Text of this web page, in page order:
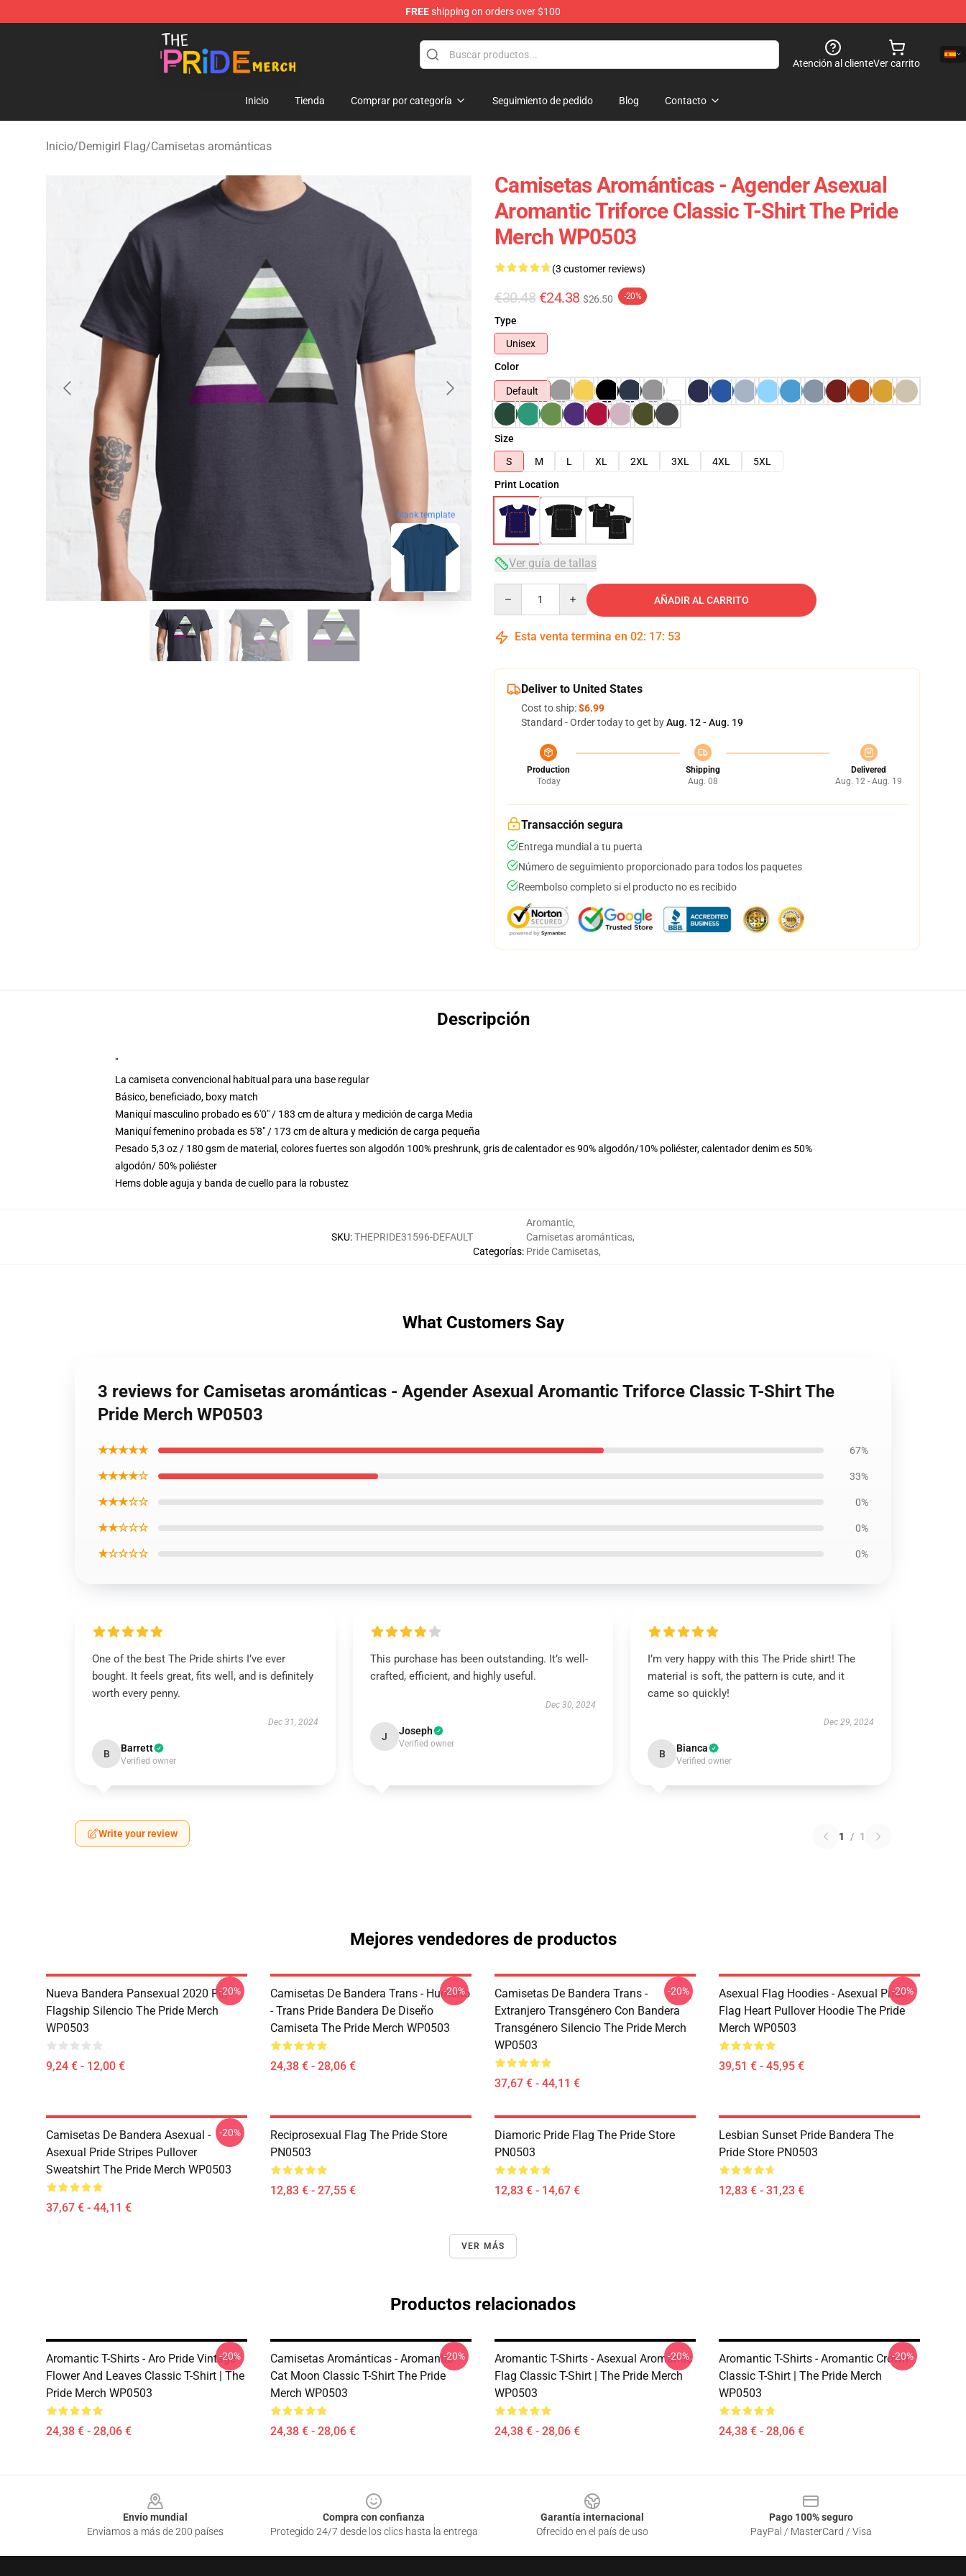
FREEshipping on orders over $100
The Pride Shop - Official The Pride Merchandise Store
Atención al clienteVer carrito
Inicio Tienda Comprar por categoría Seguimiento de pedido Blog Contacto
Inicio/Demigirl Flag/Camisetas arománticas
blank template
Camisetas Arománticas - Agender Asexual
Aromantic Triforce Classic T-Shirt The Pride
Merch WP0503
(3 customer reviews)
€30.48 €24.38 $26.50 -20%
Type
Unisex
Color
Default
Size
S
M L XL 2XL 3XL 4XL
5XL
Print Location
Ver guía de tallas
AÑADIR AL CARRITO
Esta venta termina en 02: 17: 52
Deliver to United States
Cost to ship:$6.99
Standard - Order today to get byAug. 12 - Aug. 19
Production
Today
Shipping
Aug. 08
Delivered
Aug. 12 - Aug. 19
Transacción segura
Entrega mundial a tu puerta
Número de seguimiento proporcionado para todos los paquetes
Reembolso completo si el producto no es recibido
Descripción
"
La camiseta convencional habitual para una base regular
Básico, beneficiado, boxy match
Maniquí masculino probado es 6'0" / 183 cm de altura y medición de carga Media
Maniquí femenino probada es 5'8" / 173 cm de altura y medición de carga pequeña
Pesado 5,3 oz / 180 gsm de material, colores fuertes son algodón 100% preshrunk, gris de calentador es 90% algodón/10% poliéster, calentador denim es 50%
algodón/ 50% poliéster
Hems doble aguja y banda de cuello para la robustez
SKU:THEPRIDE31596-DEFAULT
Categorías:
Aromantic,
Camisetas arománticas,
Pride Camisetas,
What Customers Say
3 reviews for Camisetas arománticas - Agender Asexual Aromantic Triforce Classic T-Shirt The
Pride Merch WP0503
★★★★★ 67%
★★★★☆ 33%
★★★☆☆ 0%
★★☆☆☆ 0%
★☆☆☆☆ 0%
One of the best The Pride shirts I’ve ever
bought. It feels great, fits well, and is definitely
worth every penny.
Dec 31, 2024
B Barrett
Verified owner
This purchase has been outstanding. It’s well-
crafted, efficient, and highly useful.
Dec 30, 2024
J Joseph
Verified owner
I’m very happy with this The Pride shirt! The
material is soft, the pattern is cute, and it
came so quickly!
Dec 29, 2024
B Bianca
Verified owner
Write your review 1 / 1
Mejores vendedores de productos
Nueva Bandera Pansexual 2020 Pin
Flagship Silencio The Pride Merch
WP0503
9,24 € - 12,00 €
-20%
Camisetas De Bandera Trans - Humano
- Trans Pride Bandera De Diseño
Camiseta The Pride Merch WP0503
24,38 € - 28,06 €
-20%
Camisetas De Bandera Trans -
Extranjero Transgénero Con Bandera
Transgénero Silencio The Pride Merch
WP0503
37,67 € - 44,11 €
-20%
Asexual Flag Hoodies - Asexual Pride
Flag Heart Pullover Hoodie The Pride
Merch WP0503
39,51 € - 45,95 €
-20%
Camisetas De Bandera Asexual -
Asexual Pride Stripes Pullover
Sweatshirt The Pride Merch WP0503
37,67 € - 44,11 €
-20%
Reciprosexual Flag The Pride Store
PN0503
12,83 € - 27,55 €
Diamoric Pride Flag The Pride Store
PN0503
12,83 € - 14,67 €
Lesbian Sunset Pride Bandera The
Pride Store PN0503
12,83 € - 31,23 €
VER MÁS
Productos relacionados
Aromantic T-Shirts - Aro Pride Vintage
Flower And Leaves Classic T-Shirt | The
Pride Merch WP0503
24,38 € - 28,06 €
-20%
Camisetas Arománticas - Aromantic
Cat Moon Classic T-Shirt The Pride
Merch WP0503
24,38 € - 28,06 €
-20%
Aromantic T-Shirts - Asexual Aromantic
Flag Classic T-Shirt | The Pride Merch
WP0503
24,38 € - 28,06 €
-20%
Aromantic T-Shirts - Aromantic Crown
Classic T-Shirt | The Pride Merch
WP0503
24,38 € - 28,06 €
-20%
Envío mundial
Enviamos a más de 200 países
Compra con confianza
Protegido 24/7 desde los clics hasta la entrega
Garantía internacional
Ofrecido en el país de uso
Pago 100% seguro
PayPal / MasterCard / Visa